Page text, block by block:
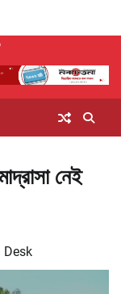
নেই
Desk